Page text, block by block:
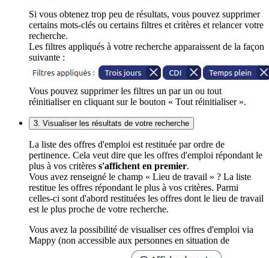
Si vous obtenez trop peu de résultats, vous pouvez supprimer
certains mots-clés ou certains filtres et critères et relancer votre
recherche.
Les filtres appliqués à votre recherche apparaissent de la façon
suivante :
Vous pouvez supprimer les filtres un par un ou tout
réinitialiser en cliquant sur le bouton « Tout réinitialiser ».
3. Visualiser les résultats de votre recherche
La liste des offres d'emploi est restituée par ordre de
pertinence. Cela veut dire que les offres d'emploi répondant le
plus à vos critères s'affichent en premier.
Vous avez renseigné le champ « Lieu de travail » ? La liste
restitue les offres répondant le plus à vos critères. Parmi
celles-ci sont d'abord restituées les offres dont le lieu de travail
est le plus proche de votre recherche.
Vous avez la possibilité de visualiser ces offres d'emploi via
Mappy (non accessible aux personnes en situation de